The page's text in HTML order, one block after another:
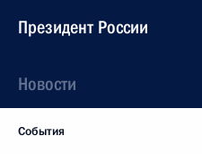
Президент России
Новости
События